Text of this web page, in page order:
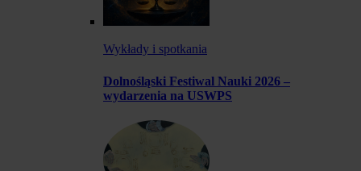
Wykłady i spotkania
Dolnośląski Festiwal Nauki 2026 –
wydarzenia na USWPS